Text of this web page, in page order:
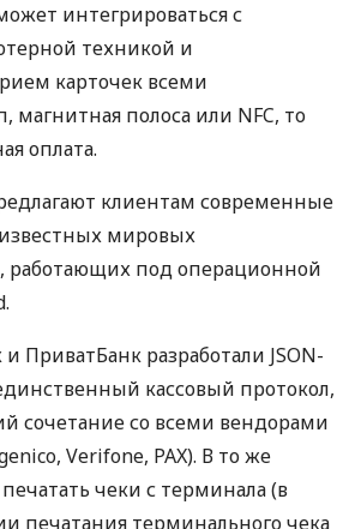
интегрироваться с
техникой и
карточек всеми
полоса или NFC, то
оплата.
клиентам современные
мировых
работающих под операционной
ПриватБанк разработали JSON-
кассовый протокол,
сочетание со всеми вендорами
Verifone, PAX). В то же
чеки с терминала (в
печатания терминального чека